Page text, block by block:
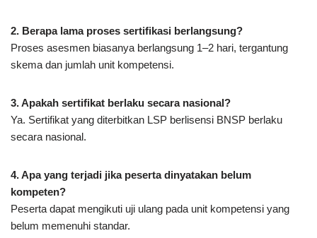
2. Berapa lama proses sertifikasi berlangsung?
Proses asesmen biasanya berlangsung 1–2 hari, tergantung
skema dan jumlah unit kompetensi.
3. Apakah sertifikat berlaku secara nasional?
Ya. Sertifikat yang diterbitkan LSP berlisensi BNSP berlaku
secara nasional.
4. Apa yang terjadi jika peserta dinyatakan belum
kompeten?
Peserta dapat mengikuti uji ulang pada unit kompetensi yang
belum memenuhi standar.